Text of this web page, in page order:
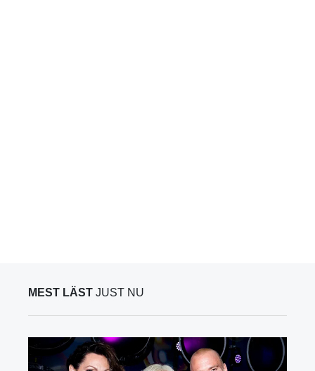
MEST LÄST JUST NU